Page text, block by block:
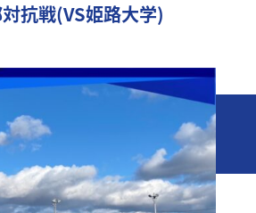
抗戦(VS姫路大学)